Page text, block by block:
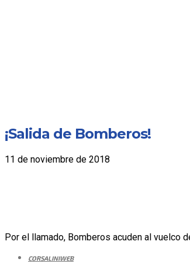
¡Salida de Bomberos!
11 de noviembre de 2018
Por el llamado, Bomberos acuden al vuelco
CORSALINIWEB